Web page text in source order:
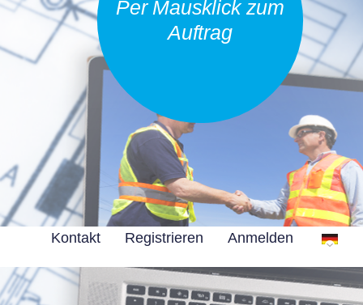
Per Mausklick zum
Auftrag
Kontakt Registrieren Anmelden